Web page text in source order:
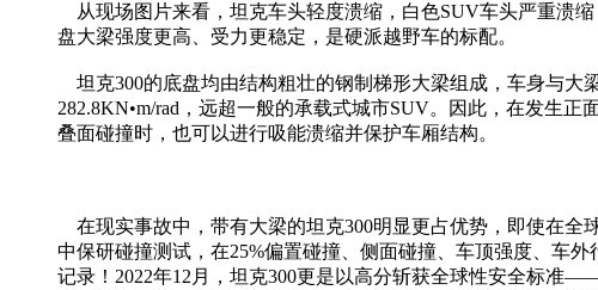
从现场图片来看，坦克车头轻度溃缩，白色SUV车头严重溃
盘大梁强度更高、受力更稳定，是硬派越野车的标配。
坦克300的底盘均由结构粗壮的钢制梯形大梁组成，车身与大
282.8KN•m/rad，远超一般的承载式城市SUV。因此，在发生
叠面碰撞时，也可以进行吸能溃缩并保护车厢结构。
在现实事故中，带有大梁的坦克300明显更占优势，即使在全
中保研碰撞测试，在25%偏置碰撞、侧面碰撞、车顶强度、车
记录！2022年12月，坦克300更是以高分斩获全球性安全标准